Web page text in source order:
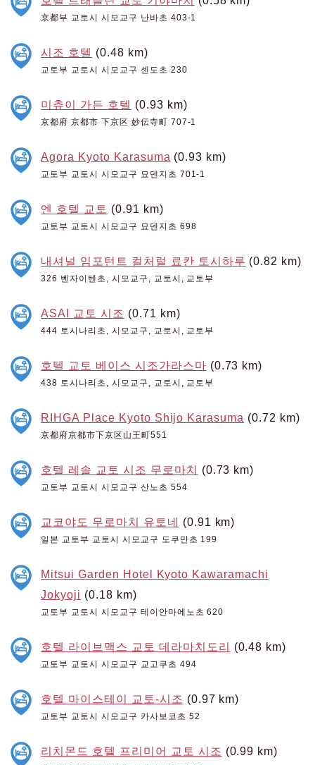
京都부 교토시 시모교구 난바초 403-1
시조 호텔 (0.48 km)
교토부 교토시 시모교구 센도초 230
미츄이 가든 호텔 (0.93 km)
京都府 京都市 下京区 妙伝寺町 707-1
Agora Kyoto Karasuma (0.93 km)
교토부 교토시 시모교구 묘덴지초 701-1
엔 호텔 교토 (0.91 km)
교토부 교토시 시모교구 묘덴지초 698
내셔널 임포턴트 컬처럴 료칸 토시하루 (0.82 km)
326 벤자이텐초, 시모교구, 교토시, 교토부
ASAI 교토 시조 (0.71 km)
444 토시나리초, 시모교구, 교토시, 교토부
호텔 교토 베이스 시조가라스마 (0.73 km)
438 토시나리초, 시모교구, 교토시, 교토부
RIHGA Place Kyoto Shijo Karasuma (0.72 km)
京都府京都市下京区山王町551
호텔 레솔 교토 시조 무로마치 (0.73 km)
교토부 교토시 시모교구 산노초 554
교코야도 무로마치 유토네 (0.91 km)
일본 교토부 교토시 시모교구 도쿠만초 199
Mitsui Garden Hotel Kyoto Kawaramachi
Jokyoji (0.18 km)
교토부 교토시 시모교구 테이안마에노초 620
호텔 라이브맥스 교토 데라마치도리 (0.48 km)
교토부 교토시 시모교구 교고쿠초 494
호텔 마이스테이 교토-시조 (0.97 km)
교토부 교토시 시모교구 카사보코초 52
리치몬드 호텔 프리미어 교토 시조 (0.99 km)